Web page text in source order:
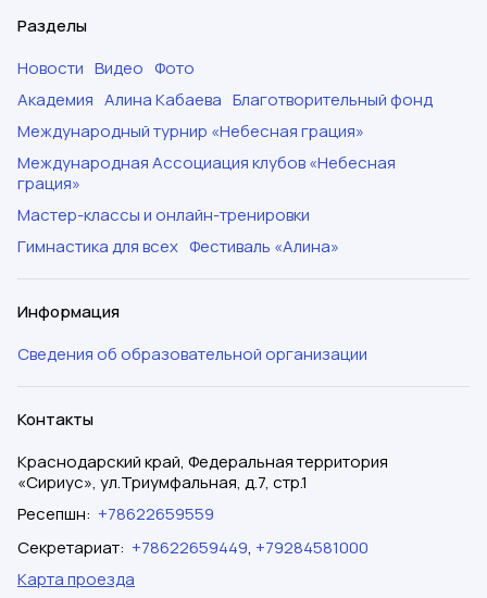
Разделы
Новости Видео Фото
Академия Алина Кабаева Благотворительный фонд
Международный турнир «Небесная грация»
Международная Ассоциация клубов «Небесная
грация»
Мастер-классы и онлайн-тренировки
Гимнастика для всех Фестиваль «Алина»
Информация
Сведения об образовательной организации
Контакты
Краснодарский край, Федеральная территория
«Сириус», ул.Триумфальная, д.7, стр.1
Ресепшн: +78622659559
Секретариат: +78622659449, +79284581000
Карта проезда